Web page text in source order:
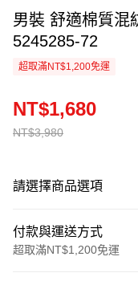
男裝 舒適棉質混
5245285-72
超取滿NT$1,200免運
NT$3,980
NT$1,680
請選擇商品選項
付款與運送方式
超取滿NT$1,200免運